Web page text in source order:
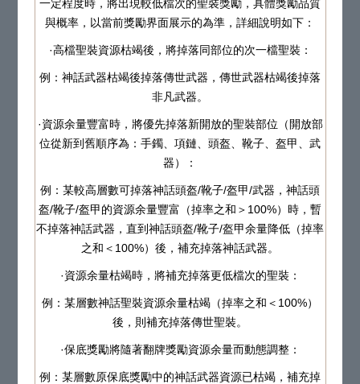
一定程度時，將出現較低檔次的聖裝獎勵，具體獎勵品質
與概率，以當前獎勵界面展示的為準，詳細說明如下：
·高檔聖裝資源枯竭後，將掉落同部位的次一檔聖裝：
例：神話武器枯竭後掉落傳世武器，傳世武器枯竭後掉落
非凡武器。
·資源余量豐富時，將優先掉落新開放的聖裝部位（開放部
位從新到舊順序為：手鐲、項鏈、頭盔、靴子、盔甲、武
器）：
例：某較高層數可掉落神話頭盔/靴子/盔甲/武器，神話頭
盔/靴子/盔甲的資源余量豐富（掉率之和＞100%）時，暫
不掉落神話武器，直到神話頭盔/靴子/盔甲余量降低（掉率
之和＜100%）後，補充掉落神話武器。
·資源余量枯竭時，將補充掉落更低檔次的聖裝：
例：某層數神話聖裝資源余量枯竭（掉率之和＜100%）
後，則補充掉落傳世聖裝。
·保底獎勵將隨著翻牌獎勵資源余量而動態調整：
例：某層數原保底獎勵中的神話武器資源已枯竭，補充掉